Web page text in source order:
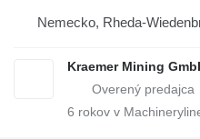
Nemecko, Rheda-
Kraemer Mining
6 rokov v